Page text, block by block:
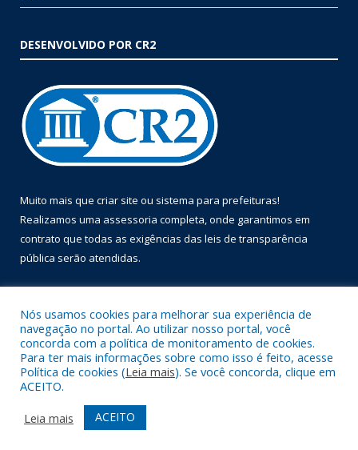
DESENVOLVIDO POR CR2
Muito mais que criar site ou sistema para prefeituras!
Realizamos uma assessoria completa, onde garantimos em
contrato que todas as exigências das leis de transparência
pública serão atendidas.
Todos os direitos reservados a Prefeitura Municipal de Óbidos.
Mapa do Site
Acessar Área Administrativa
Acessar Webmail
Nós usamos cookies para melhorar sua experiência de
navegação no portal. Ao utilizar nosso portal, você
concorda com a política de monitoramento de cookies.
Para ter mais informações sobre como isso é feito, acesse
Política de cookies (Leia mais). Se você concorda, clique em
ACEITO.
Leia mais
ACEITO